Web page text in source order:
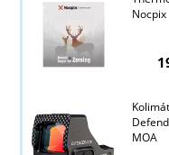
Nocpix
MOA